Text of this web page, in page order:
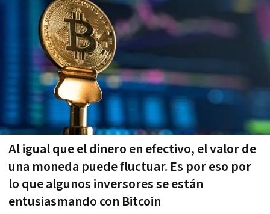
Al igual que el dinero en efectivo, el valor de
una moneda puede fluctuar. Es por eso por
lo que algunos inversores se están
entusiasmando con Bitcoin